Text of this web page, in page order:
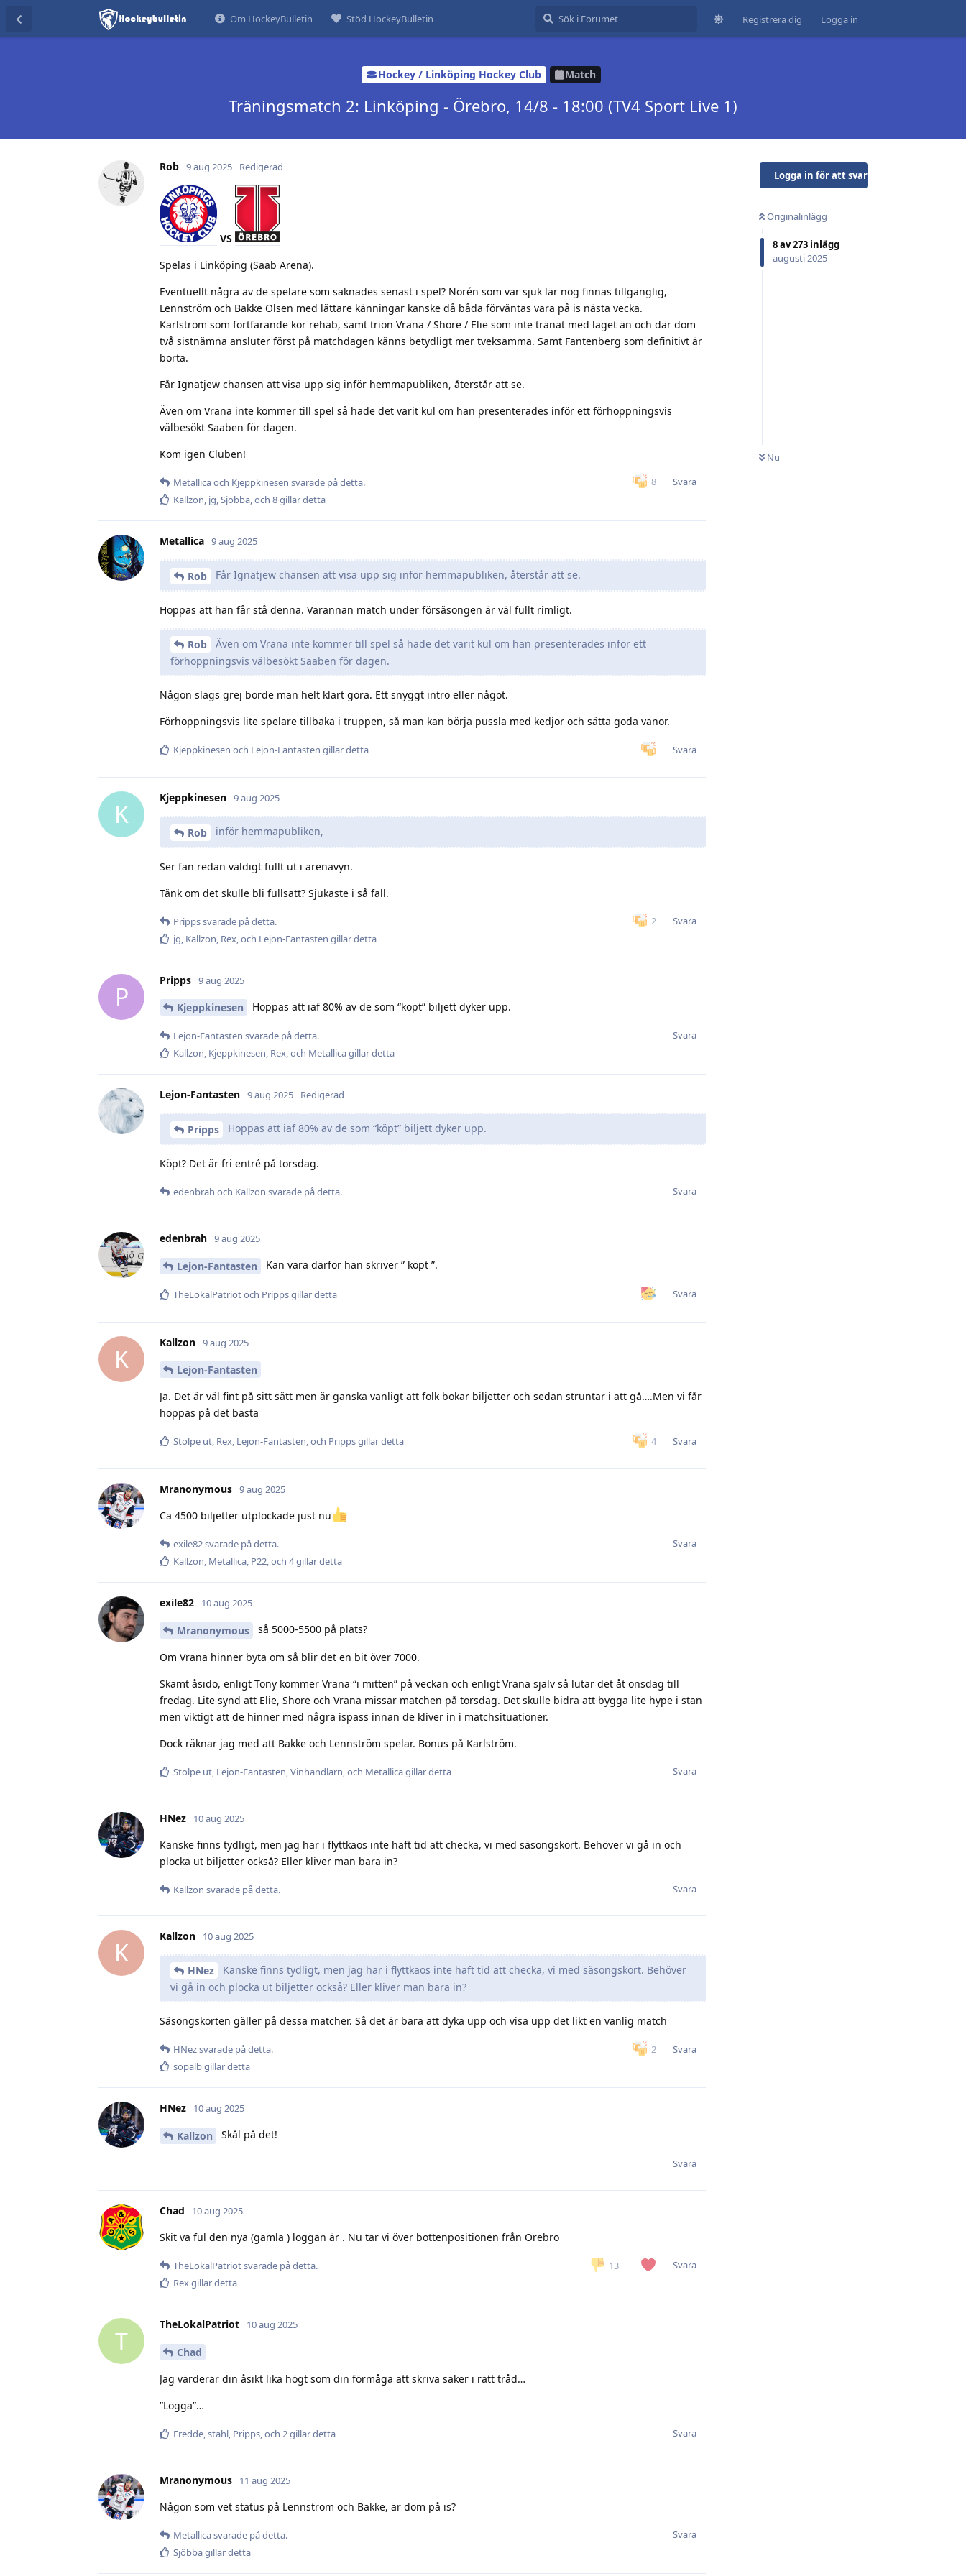
Om HockeyBulletin Stöd HockeyBulletin Registrera dig Logga in
Hockey / Linköping Hockey Club Match
Träningsmatch 2: Linköping - Örebro, 14/8 - 18:00 (TV4 Sport Live 1)
Logga in för att svara
Originalinlägg
8av273 inlägg
augusti 2025
Nu
Rob 9 aug 2025 Redigerad
VS
Spelas i Linköping (Saab Arena).
Eventuellt några av de spelare som saknades senast i spel? Norén som var sjuk lär nog finnas tillgänglig,
Lennström och Bakke Olsen med lättare känningar kanske då båda förväntas vara på is nästa vecka.
Karlström som fortfarande kör rehab, samt trion Vrana / Shore / Elie som inte tränat med laget än och där dom
två sistnämna ansluter först på matchdagen känns betydligt mer tveksamma. Samt Fantenberg som definitivt är
borta.
Får Ignatjew chansen att visa upp sig inför hemmapubliken, återstår att se.
Även om Vrana inte kommer till spel så hade det varit kul om han presenterades inför ett förhoppningsvis
välbesökt Saaben för dagen.
Kom igen Cluben!
8 Svara
Metallicaoch Kjeppkinesen svarade på detta.
Kallzon, jg,Sjöbba, och 8gillar detta
Metallica 9 aug 2025
Rob Får Ignatjew chansen att visa upp sig inför hemmapubliken, återstår att se.
Hoppas att han får stå denna. Varannan match under försäsongen är väl fullt rimligt.
Rob
Även om Vrana inte kommer till spel så hade det varit kul om han presenterades inför ett
förhoppningsvis välbesökt Saaben för dagen.
Någon slags grej borde man helt klart göra. Ett snyggt intro eller något.
Förhoppningsvis lite spelare tillbaka i truppen, så man kan börja pussla med kedjor och sätta goda vanor.
Svara
Kjeppkinesen och Lejon-Fantasten gillar detta
K
Kjeppkinesen 9 aug 2025
Rob inför hemmapubliken,
Ser fan redan väldigt fullt ut i arenavyn.
Tänk om det skulle bli fullsatt? Sjukaste i så fall.
2 Svara
Prippssvarade på detta.
jg, Kallzon, Rex, och Lejon-Fantasten gillar detta
P
Pripps 9 aug 2025
Kjeppkinesen Hoppas att iaf 80% av de som “köpt” biljett dyker upp.
Svara
Lejon-Fantasten svarade på detta.
Kallzon, Kjeppkinesen, Rex, och Metallicagillar detta
Lejon-Fantasten 9 aug 2025 Redigerad
Pripps Hoppas att iaf 80% av de som “köpt” biljett dyker upp.
Köpt? Det är fri entré på torsdag.
Svara
edenbrah och Kallzon svarade på detta.
edenbrah 9 aug 2025
Lejon-Fantasten Kan vara därför han skriver ” köpt ”.
Svara
TheLokalPatriotoch Prippsgillar detta
K
Kallzon 9 aug 2025
Lejon-Fantasten
Ja. Det är väl fint på sitt sätt men är ganska vanligt att folk bokar biljetter och sedan struntar i att gå….Men vi får
hoppas på det bästa
4 Svara
Stolpe ut, Rex, Lejon-Fantasten, och Prippsgillar detta
Mranonymous 9 aug 2025
Ca 4500 biljetter utplockade just nu
Svara
exile82svarade på detta.
Kallzon, Metallica, P22, och 4gillar detta
exile82 10 aug 2025
Mranonymous så 5000-5500 på plats?
Om Vrana hinner byta om så blir det en bit över 7000.
Skämt åsido, enligt Tony kommer Vrana “i mitten” på veckan och enligt Vrana själv så lutar det åt onsdag till
fredag. Lite synd att Elie, Shore och Vrana missar matchen på torsdag. Det skulle bidra att bygga lite hype i stan
men viktigt att de hinner med några ispass innan de kliver in i matchsituationer.
Dock räknar jag med att Bakke och Lennström spelar. Bonus på Karlström.
Svara
Stolpe ut, Lejon-Fantasten,Vinhandlarn, och Metallicagillar detta
HNez 10 aug 2025
Kanske finns tydligt, men jag har i flyttkaos inte haft tid att checka, vi med säsongskort. Behöver vi gå in och
plocka ut biljetter också? Eller kliver man bara in?
Svara
Kallzon svarade på detta.
K
Kallzon 10 aug 2025
HNez
Kanske finns tydligt, men jag har i flyttkaos inte haft tid att checka, vi med säsongskort. Behöver
vi gå in och plocka ut biljetter också? Eller kliver man bara in?
Säsongskorten gäller på dessa matcher. Så det är bara att dyka upp och visa upp det likt en vanlig match
2 Svara
HNezsvarade på detta.
sopalbgillar detta
HNez 10 aug 2025
Kallzon Skål på det!
Svara
Chad 10 aug 2025
Skit va ful den nya (gamla ) loggan är . Nu tar vi över bottenpositionen från Örebro
13 Svara
TheLokalPatriotsvarade på detta.
Rexgillar detta
T
TheLokalPatriot 10 aug 2025
Chad
Jag värderar din åsikt lika högt som din förmåga att skriva saker i rätt tråd…
”Logga”…
Svara
Fredde,stahl, Pripps, och 2gillar detta
Mranonymous 11 aug 2025
Någon som vet status på Lennström och Bakke, är dom på is?
Svara
Metallicasvarade på detta.
Sjöbbagillar detta